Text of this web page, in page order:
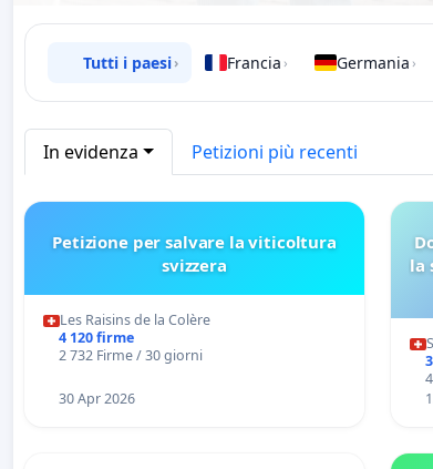
Tutti i paesi› Francia › Germania ›
In evidenza Petizioni più recenti
Petizione per salvare la viticoltura
svizzera
Les Raisins de la Colère
4 120 firme
2 732 Firme / 30 giorni
30 Apr 2026
la